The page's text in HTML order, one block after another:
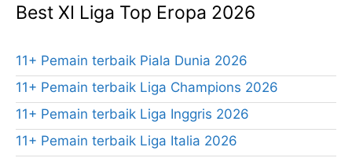
Best XI Liga Top Eropa 2026
11+ Pemain terbaik Piala Dunia 2026
11+ Pemain terbaik Liga Champions 2026
11+ Pemain terbaik Liga Inggris 2026
11+ Pemain terbaik Liga Italia 2026